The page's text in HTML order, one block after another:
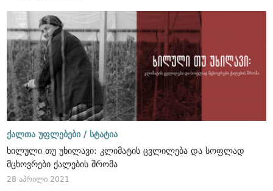
ქალთა უფლებები / სტატია
ხილული თუ უხილავი: კლიმატის ცვლილება და სოფლად
მცხოვრები ქალების შრომა
28 აპრილი 2021